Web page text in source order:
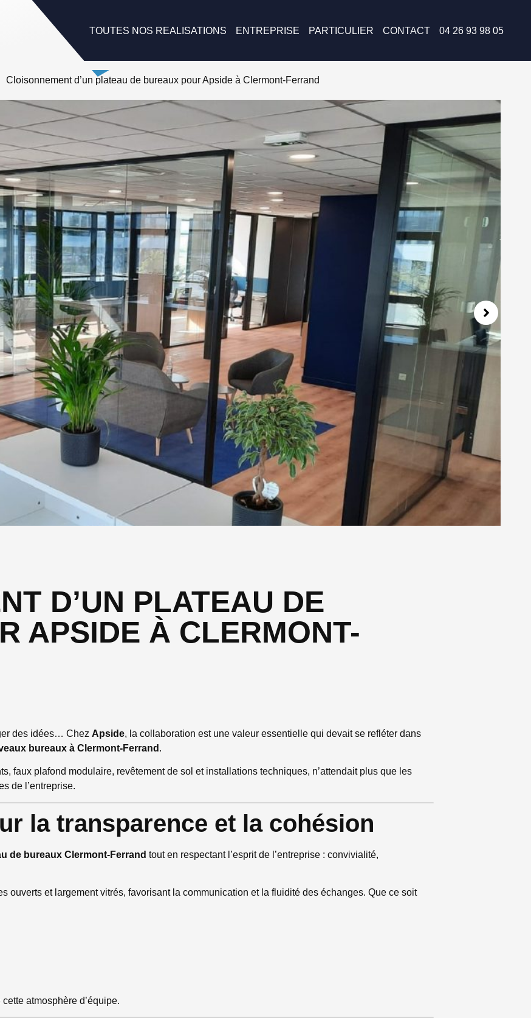
TOUTES NOS REALISATIONS ENTREPRISE PARTICULIER CONTACT 04 26 93 98 05
Cloisonnement d’un plateau de bureaux pour Apside à Clermont-Ferrand
D’UN PLATEAU DE
APSIDE À CLERMONT-
des idées… Chez Apside, la collaboration est une valeur essentielle qui devait se refléter dans
bureaux à Clermont-Ferrand .
faux plafond modulaire, revêtement de sol et installations techniques, n’attendait plus que les
de l’entreprise.
la transparence et la cohésion
de bureaux Clermont-Ferrand tout en respectant l’esprit de l’entreprise : convivialité,
ouverts et largement vitrés, favorisant la communication et la fluidité des échanges. Que ce soit
atmosphère d’équipe.